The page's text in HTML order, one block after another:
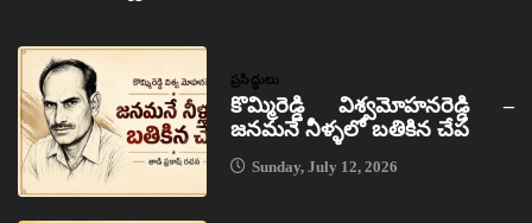
ప్రసిద్ధులు
కొమ్మిరెడ్డి విశ్వమోహనరెడ్డి –
జనమనే నీళ్ళలో బతికిన చేప
Sunday, July 12, 2026